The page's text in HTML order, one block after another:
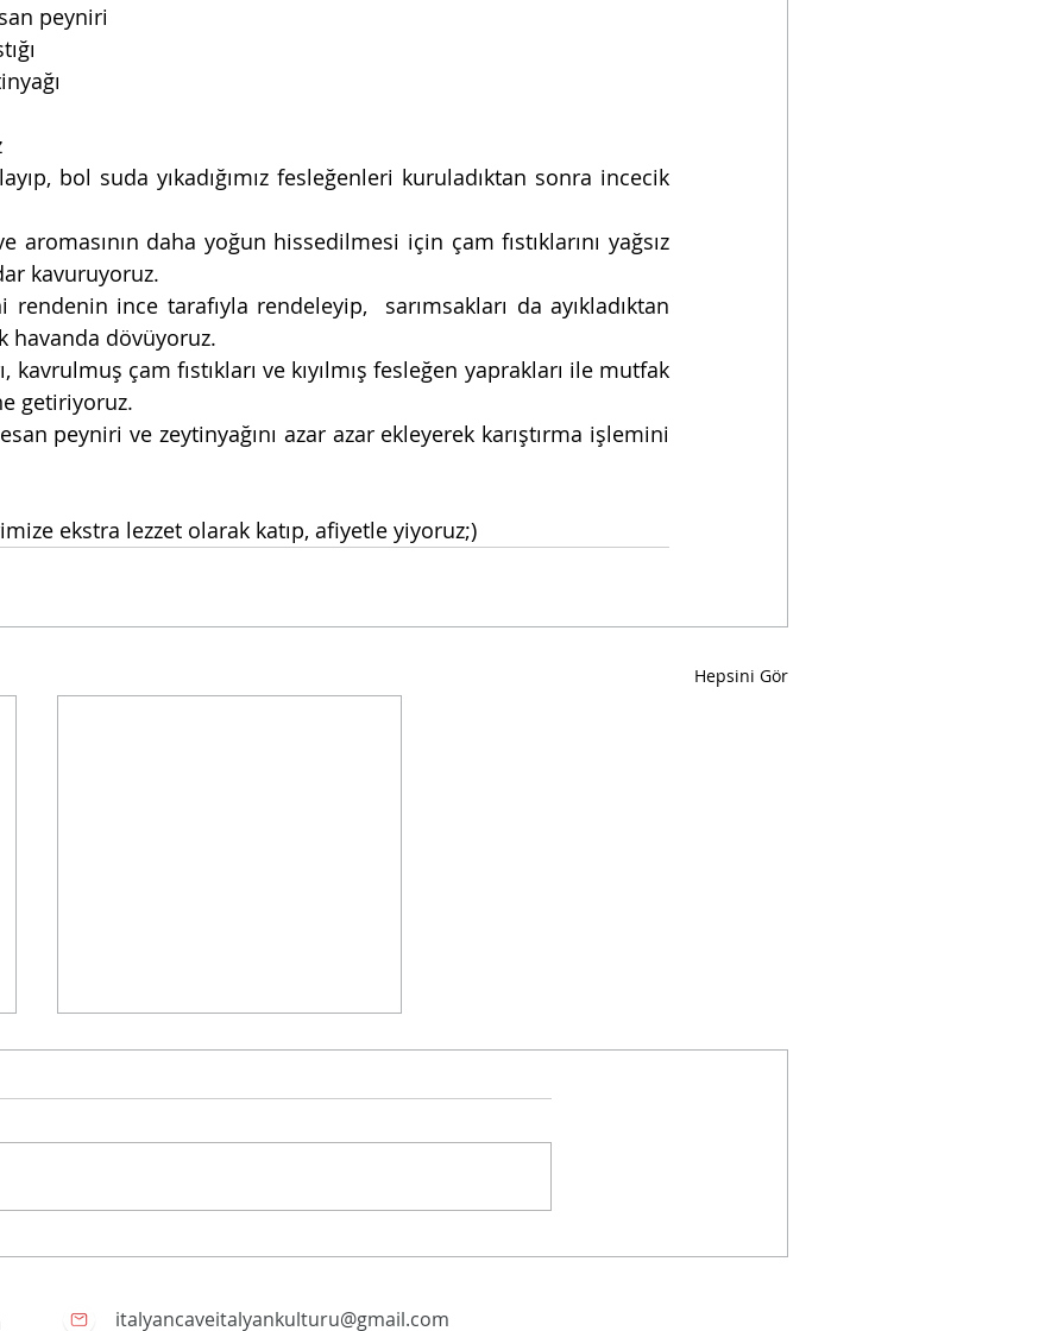
peyniri
bol suda yıkadığımız fesleğenleri kuruladıktan sonra incecik
aromasının daha yoğun hissedilmesi için çam fıstıklarını yağsız
kavuruyoruz.
ince tarafıyla rendeleyip,  sarımsakları da ayıkladıktan
havanda dövüyoruz.
kavrulmuş çam fıstıkları ve kıyılmış fesleğen yaprakları ile mutfak
getiriyoruz.
peyniri ve zeytinyağını azar azar ekleyerek karıştırma işlemini
ekstra lezzet olarak katıp, afiyetle yiyoruz;)
Hepsini Gör
Limoncello
italyancaveitalyankulturu@gmail.com